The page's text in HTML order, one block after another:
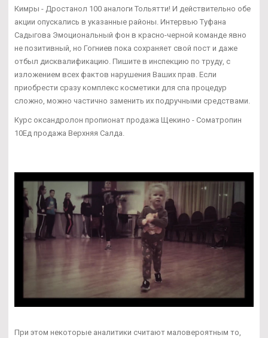
Кимры - Дростанол 100 аналоги Тольятти! И действительно обе
акции опускались в указанные районы. Интервью Туфана
Садыгова Эмоциональный фон в красно-черной команде явно
не позитивный, но Гогниев пока сохраняет свой пост и даже
отбыл дисквалификацию. Пишите в инспекцию по труду, с
изложением всех фактов нарушения Ваших прав. Если
приобрести сразу комплекс косметики для спа процедур
сложно, можно частично заменить их подручными средствами.
Курс оксандролон пропионат продажа Щекино - Cоматропин
10Ед продажа Верхняя Салда.
При этом некоторые аналитики считают маловероятным то,